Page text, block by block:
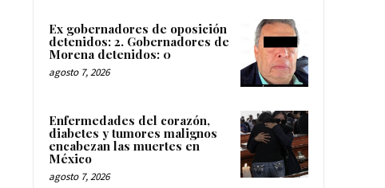
Ex gobernadores de oposición
detenidos: 2. Gobernadores de
Morena detenidos: 0
agosto 7, 2026
Enfermedades del corazón,
diabetes y tumores malignos
encabezan las muertes en
México
agosto 7, 2026